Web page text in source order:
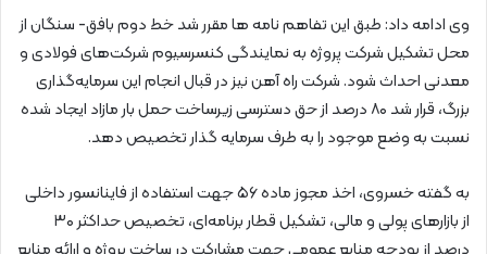
وی ادامه داد: طبق این تفاهم نامه ها مقرر شد خط دوم بافق- سنگان از
محل تشکیل شرکت پروژه به نمایندگی کنسرسیوم شرکت‌های فولادی و
معدنی احداث شود. شرکت راه آهن نیز در قبال انجام این سرمایه‌گذاری
بزرگ، قرار شد ۸۰ درصد از حق دسترسی زیرساخت حمل بار مازاد ایجاد شده
نسبت به وضع موجود را به طرف سرمایه گذار تخصیص دهد.
به گفته خسروی، اخذ مجوز ماده ۵۶ جهت استفاده از فاینانسور داخلی
از بازارهای پولی و مالی، تشکیل قطار برنامه‌ای، تخصیص حداکثر ۳۰